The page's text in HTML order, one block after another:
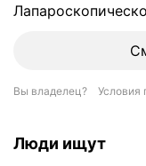
Вы владелец? Условия
Люди ищут